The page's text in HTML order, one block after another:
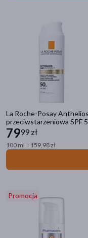
La Roche-Posay
przeciwstarzeniowa SPF
7999 zł
100 ml = 159,98 zł
Promocja